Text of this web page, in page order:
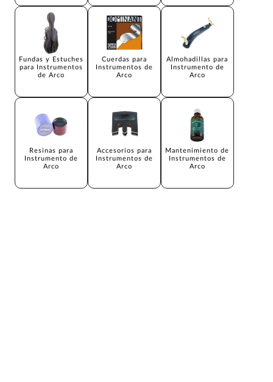
Fundas y Estuches
para Instrumentos
de Arco
Cuerdas para
Instrumentos de
Arco
Almohadillas para
Instrumento de
Arco
Resinas para
Instrumento de
Arco
Accesorios para
Instrumentos de
Arco
Mantenimiento de
Instrumentos de
Arco